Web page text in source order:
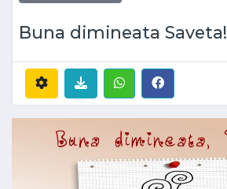
Buna dimineata Saveta!